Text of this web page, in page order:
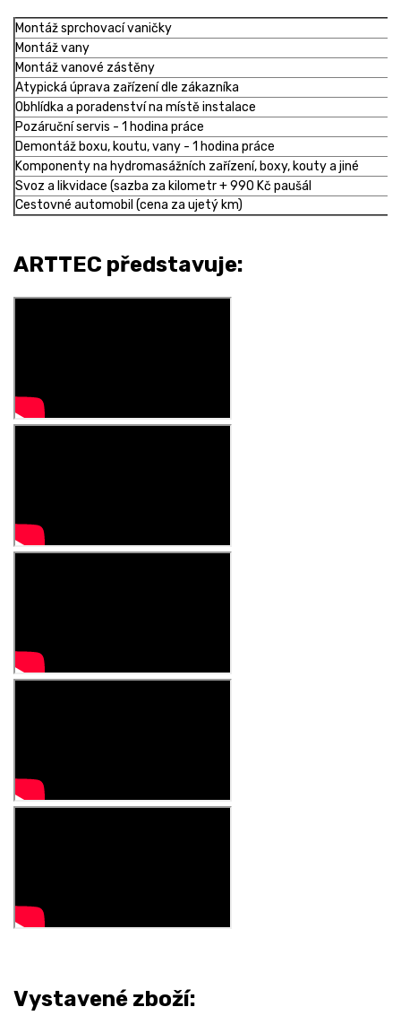
Montáž sprchovací vaničky
Montáž vany
Montáž vanové zástěny
Atypická úprava zařízení dle zákazníka
Obhlídka a poradenství na místě instalace
Pozáruční servis - 1 hodina práce
Demontáž boxu, koutu, vany - 1 hodina práce
Komponenty na hydromasážních zařízení, boxy, kouty a jiné
Svoz a likvidace (sazba za kilometr + 990 Kč paušál
Cestovné automobil (cena za ujetý km)
ARTTEC představuje:
Vystavené zboží: